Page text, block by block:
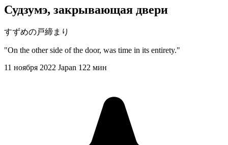
Судзумэ, закрывающая двери
すずめの戸締まり
"On the other side of the door, was time in its entirety."
11 ноября 2022 Japan 122 мин